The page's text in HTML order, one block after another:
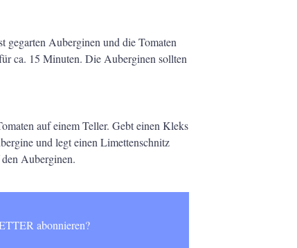
gegarten Auberginen und die Tomaten
ca. 15 Minuten. Die Auberginen sollten
auf einem Teller. Gebt einen Kleks
und legt einen Limettenschnitz
Auberginen.
abonnieren?